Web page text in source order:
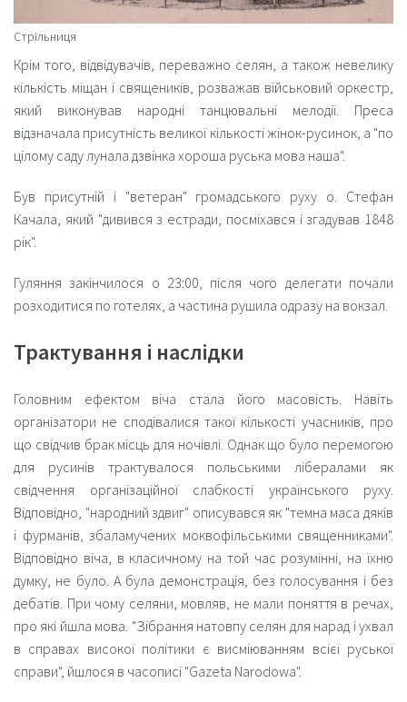
Стрільниця
Крім того, відвідувачів, переважно селян, а також невелику
кількість міщан і священиків, розважав військовий оркестр,
який виконував народні танцювальні мелодії. Преса
відзначала присутність великої кількості жінок-русинок, а "по
цілому саду лунала дзвінка хороша руська мова наша".
Був присутній і "ветеран" громадського руху о. Стефан
Качала, який "дивився з естради, посміхався і згадував 1848
рік".
Гуляння закінчилося о 23:00, після чого делегати почали
розходитися по готелях, а частина рушила одразу на вокзал.
Трактування і наслідки
Головним ефектом віча стала його масовість. Навіть
організатори не сподівалися такої кількості учасників, про
що свідчив брак місць для ночівлі. Однак що було перемогою
для русинів трактувалося польськими лібералами як
свідчення організаційної слабкості українського руху.
Відповідно, "народний здвиг" описувався як "темна маса дяків
і фурманів, збаламучених моквофільськими священниками".
Відповідно віча, в класичному на той час розумінні, на їхню
думку, не було. А була демонстрація, без голосування і без
дебатів. При чому селяни, мовляв, не мали поняття в речах,
про які йшла мова. "Зібрання натовпу селян для нарад і ухвал
в справах високої політики є висміюванням всієї руської
справи", йшлося в часописі "Gazeta Narodowa".